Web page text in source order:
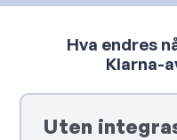
Hva endres
Klarna-
Uten